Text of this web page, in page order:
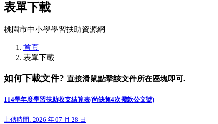
表單下載
桃園市中小學學習扶助資源網
首頁
表單下載
如何下載文件? 直接滑鼠點擊該文件所在區塊即可.
114學年度學習扶助收支結算表(尚缺第4次撥款公文號)
上傳時間: 2026 年 07 月 28 日